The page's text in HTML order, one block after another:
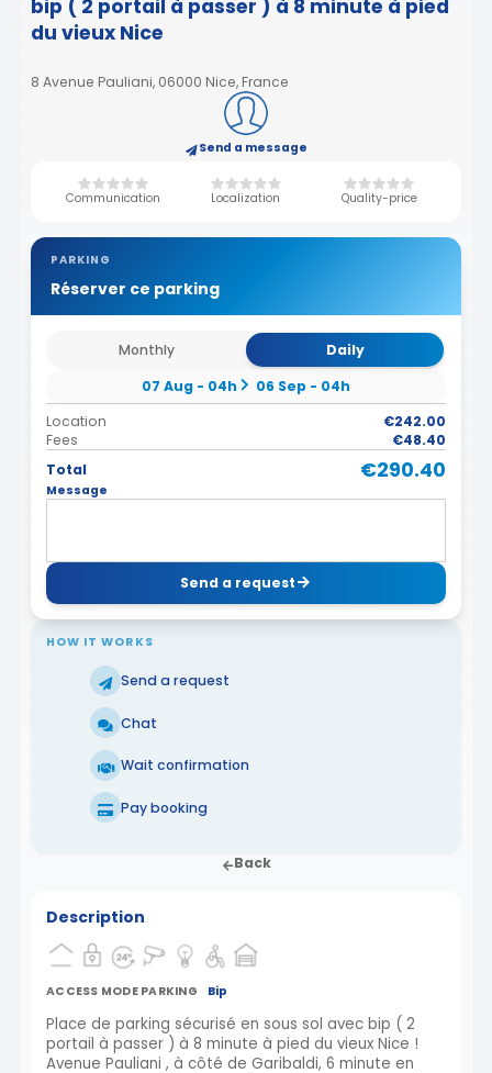
bip ( 2 portail à passer ) à 8 minute à pied
du vieux Nice
8 Avenue Pauliani, 06000 Nice, France
Send a message
Communication Localization Quality-price
PARKING
Réserver ce parking
Monthly
Daily
07 Aug - 04h
06 Sep - 04h
Location
€242.00
Fees
€48.40
Total
€290.40
Message
Send a request
HOW IT WORKS
Send a request
Chat
Wait confirmation
Pay booking
Back
Description
ACCESS MODE PARKING Bip
Place de parking sécurisé en sous sol avec bip ( 2
portail à passer ) à 8 minute à pied du vieux Nice !
Avenue Pauliani , à côté de Garibaldi, 6 minute en